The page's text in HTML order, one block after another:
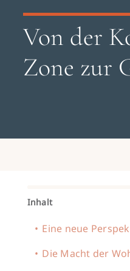
Über Mich
for:
Von der
Zone zur
Inhalt
Eine neue
Die Macht der